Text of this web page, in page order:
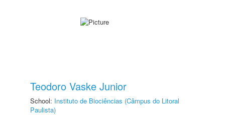
Teodoro Vaske Junior
School: Instituto de Biociências (Câmpus do Litoral
Paulista)